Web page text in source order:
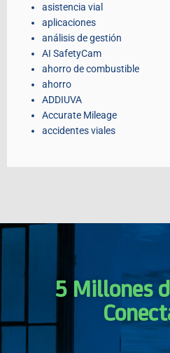
asistencia vial
aplicaciones
análisis de gestión
AI SafetyCam
ahorro de combustible
ahorro
ADDIUVA
Accurate Mileage
accidentes viales
5 Millones